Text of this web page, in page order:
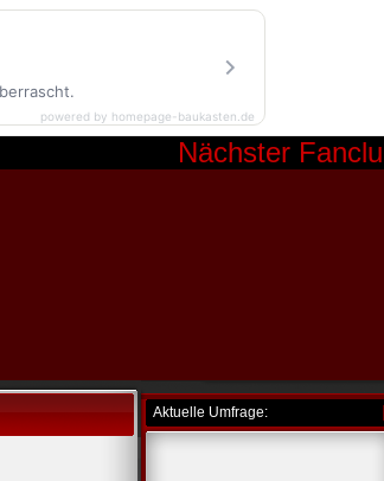
Nächster
Aktuelle Umfrage:
powered by homepage-baukasten.de